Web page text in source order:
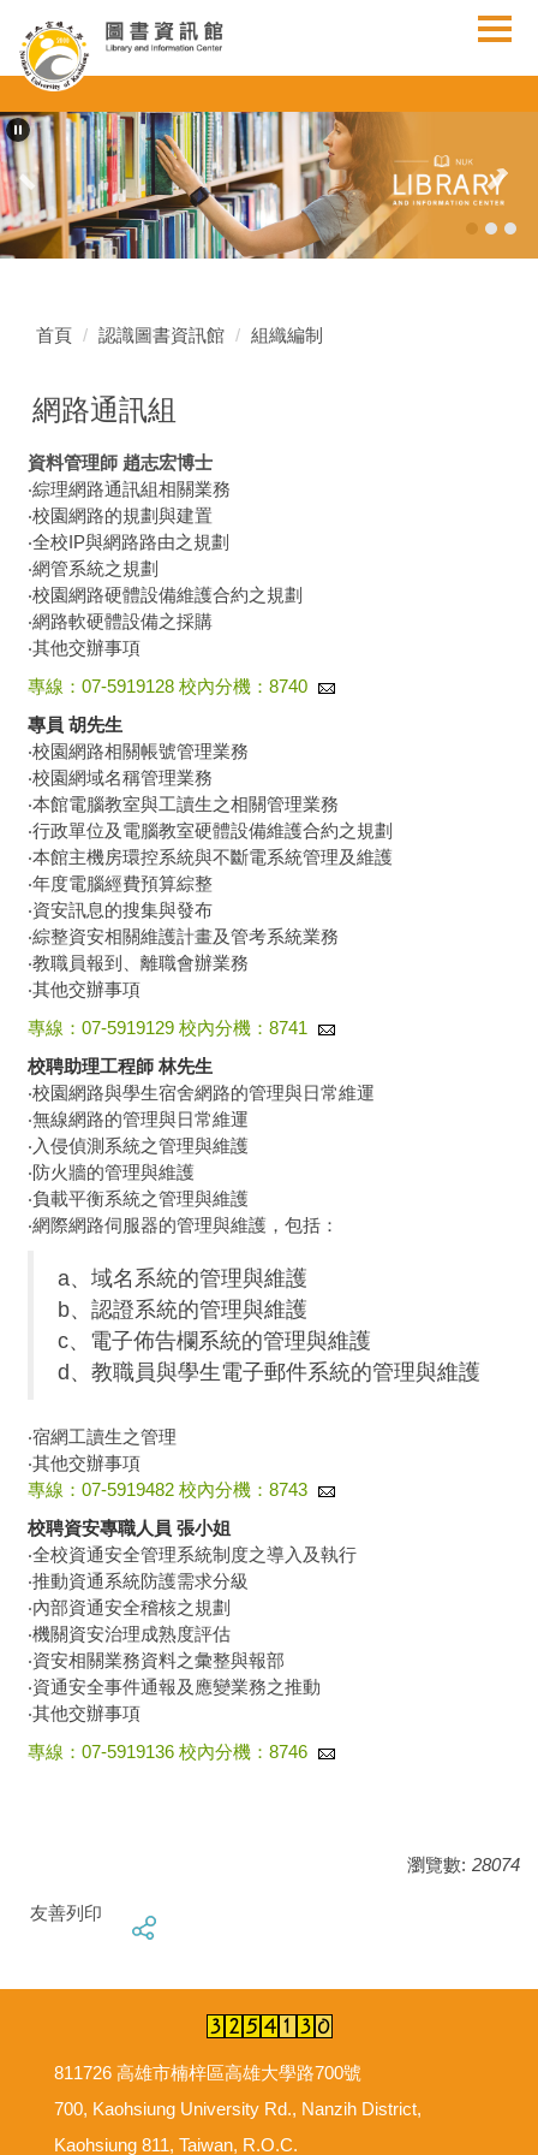
到
主
內
容
區
首頁 認識圖書資訊館 組織編制
網路通訊組
資料管理師 趙志宏博士
‧綜理網路通訊組相關業務
‧校園網路的規劃與建置
‧全校IP與網路路由之規劃
‧網管系統之規劃
‧校園網路硬體設備維護合約之規劃
‧網路軟硬體設備之採購
‧其他交辦事項
專線：07-5919128 校內分機：8740
專員 胡先生
‧校園網路相關帳號管理業務
‧校園網域名稱管理業務
‧本館電腦教室與工讀生之相關管理業務
‧行政單位及電腦教室硬體設備維護合約之規劃
‧本館主機房環控系統與不斷電系統管理及維護
‧年度電腦經費預算綜整
‧資安訊息的搜集與發布
‧綜整資安相關維護計畫及管考系統業務
‧教職員報到、離職會辦業務
‧其他交辦事項
專線：07-5919129 校內分機：8741
校聘助理工程師 林先生
‧校園網路與學生宿舍網路的管理與日常維運
‧無線網路的管理與日常維運
‧入侵偵測系統之管理與維護
‧防火牆的管理與維護
‧負載平衡系統之管理與維護
‧網際網路伺服器的管理與維護，包括：
a、域名系統的管理與維護
b、認證系統的管理與維護
c、電子佈告欄系統的管理與維護
d、教職員與學生電子郵件系統的管理與維護
‧宿網工讀生之管理
‧其他交辦事項
專線：07-5919482 校內分機：8743
校聘資安專職人員 張小姐
‧全校資通安全管理系統制度之導入及執行
‧推動資通系統防護需求分級
‧內部資通安全稽核之規劃
‧機關資安治理成熟度評估
‧資安相關業務資料之彙整與報部
‧資通安全事件通報及應變業務之推動
‧其他交辦事項
專線：07-5919136 校內分機：8746
瀏覽數: 28074
友善列印
811726 高雄市楠梓區高雄大學路700號
700, Kaohsiung University Rd., Nanzih District,
Kaohsiung 811, Taiwan, R.O.C.